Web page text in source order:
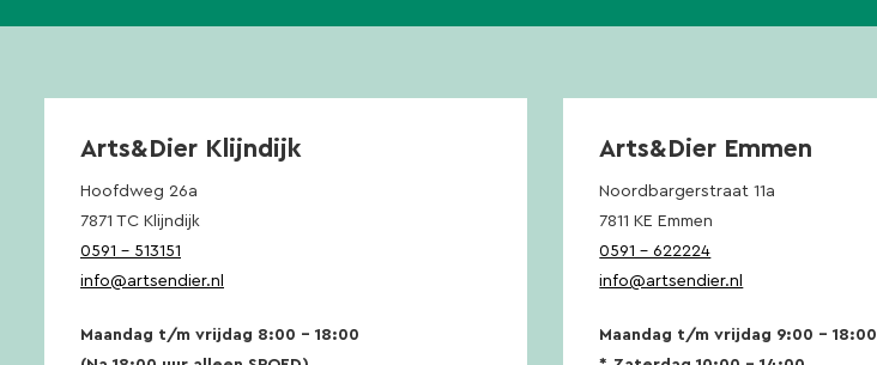
Arts&Dier Klijndijk
Hoofdweg 26a
7871 TC Klijndijk
0591 – 513151
info@artsendier.nl
Maandag t/m vrijdag 8:00 – 18:00
Arts&Dier Emmen
Noordbargerstraat 11a
7811 KE Emmen
0591 – 622224
info@artsendier.nl
Maandag t/m vrijdag 9:00 – 18:00